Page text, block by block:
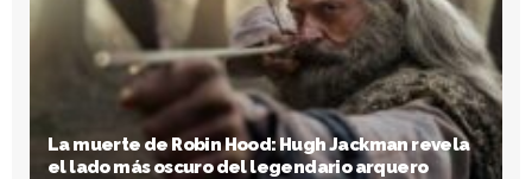
La muerte de Robin Hood: Hugh Jackman revela
el lado más oscuro del legendario arquero